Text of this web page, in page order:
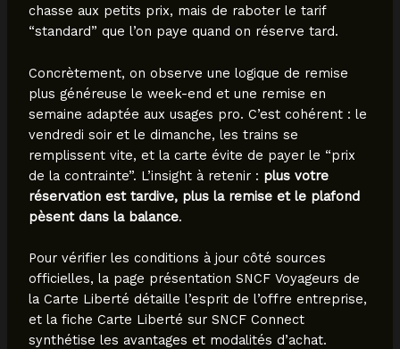
chasse aux petits prix, mais de raboter le tarif
“standard” que l’on paye quand on réserve tard.
Concrètement, on observe une logique de remise
plus généreuse le week-end et une remise en
semaine adaptée aux usages pro. C’est cohérent : le
vendredi soir et le dimanche, les trains se
remplissent vite, et la carte évite de payer le “prix
de la contrainte”. L’insight à retenir : plus votre
réservation est tardive, plus la remise et le plafond
pèsent dans la balance.
Pour vérifier les conditions à jour côté sources
officielles, la page présentation SNCF Voyageurs de
la Carte Liberté détaille l’esprit de l’offre entreprise,
et la fiche Carte Liberté sur SNCF Connect
synthétise les avantages et modalités d’achat.